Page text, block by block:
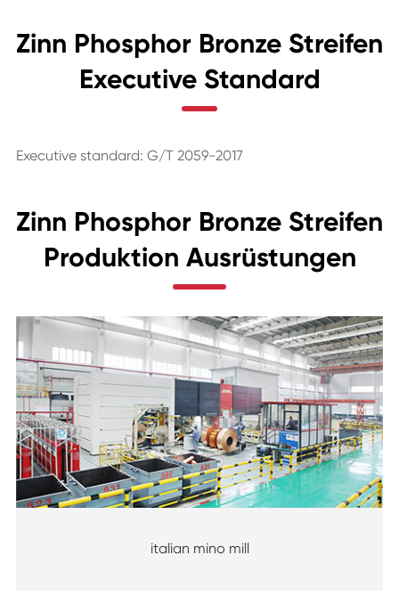
Zinn Phosphor Bronze Streifen
Executive Standard
Executive standard: G/T 2059-2017
Zinn Phosphor Bronze Streifen
Produktion Ausrüstungen
italian mino mill